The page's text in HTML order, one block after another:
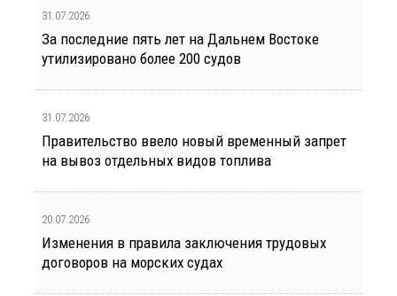
31.07.2026
За последние пять лет на Дальнем Востоке
утилизировано более 200 судов
31.07.2026
Правительство ввело новый временный запрет
на вывоз отдельных видов топлива
20.07.2026
Изменения в правила заключения трудовых
договоров на морских судах